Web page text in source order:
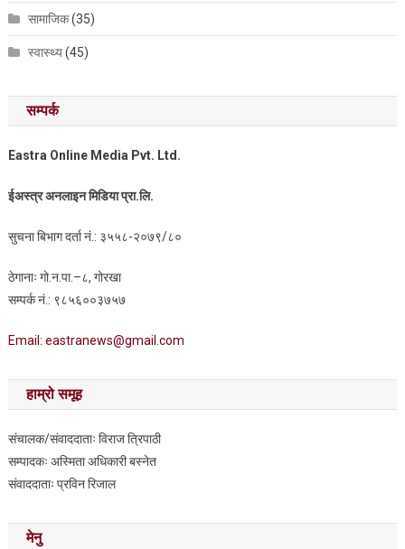
सामाजिक(35)
स्वास्थ्य(45)
सम्पर्क
Eastra Online Media Pvt. Ltd.
ईअस्त्र अनलाइन मिडिया प्रा.लि.
सुचना बिभाग दर्ता नं.: ३५५८-२०७९/८०
ठेगानाः गो.न.पा.–८, गोरखा
सम्पर्क नं.: ९८५६००३७५७
Email: eastranews@gmail.com
हाम्रो समूह
संचालक/संवाददाताः विराज त्रिपाठी
सम्पादकः अस्मिता अधिकारी बस्नेत
संवाददाताः प्रविन रिजाल
मेनु